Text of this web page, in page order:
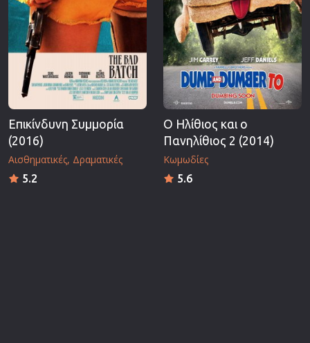
Επικίνδυνη Συμμορία
(2016)
Αισθηματικές Δραματικές
5.2
Ο Ηλίθιος και ο
Πανηλίθιος 2 (2014)
Κωμωδίες
5.6